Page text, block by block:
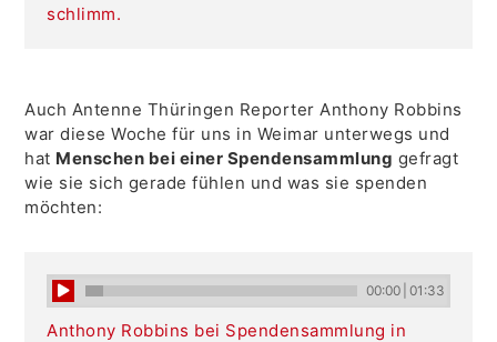
schlimm.
Auch Antenne Thüringen Reporter Anthony Robbins
war diese Woche für uns in Weimar unterwegs und
hat Menschen bei einer Spendensammlung gefragt
wie sie sich gerade fühlen und was sie spenden
möchten:
00:00 01:33
Anthony Robbins bei Spendensammlung in